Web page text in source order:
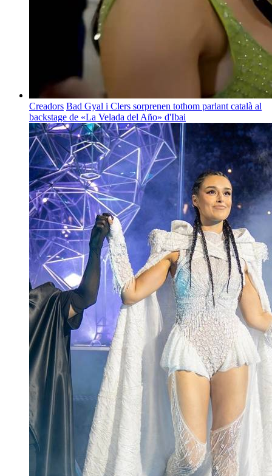
Creadors Bad Gyal i Clers sorprenen tothom parlant català al
backstage de «La Velada del Año» d'Ibai